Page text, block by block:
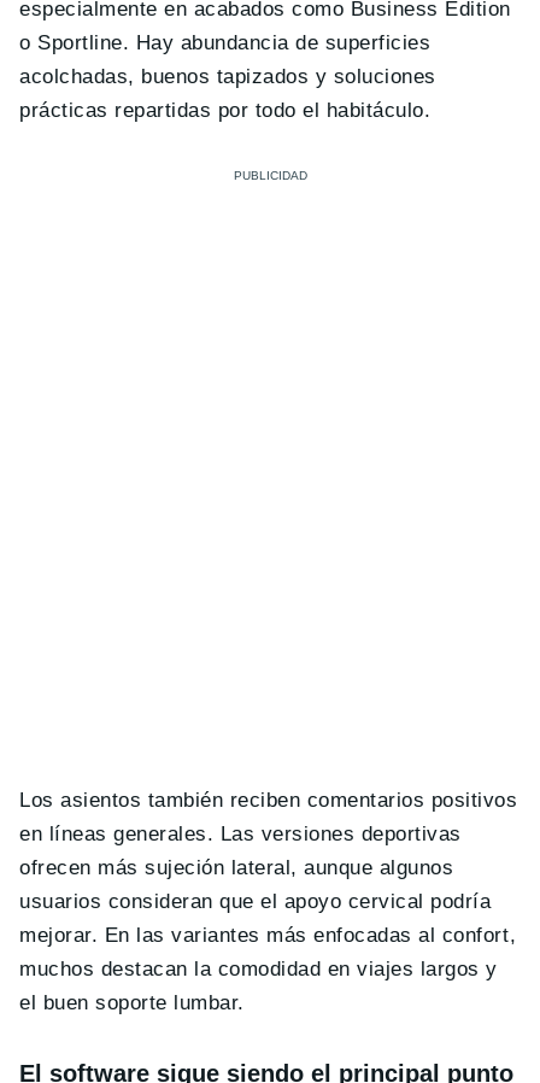
especialmente en acabados como Business Edition
o Sportline. Hay abundancia de superficies
acolchadas, buenos tapizados y soluciones
prácticas repartidas por todo el habitáculo.
Los asientos también reciben comentarios positivos
en líneas generales. Las versiones deportivas
ofrecen más sujeción lateral, aunque algunos
usuarios consideran que el apoyo cervical podría
mejorar. En las variantes más enfocadas al confort,
muchos destacan la comodidad en viajes largos y
el buen soporte lumbar.
El software sigue siendo el principal punto